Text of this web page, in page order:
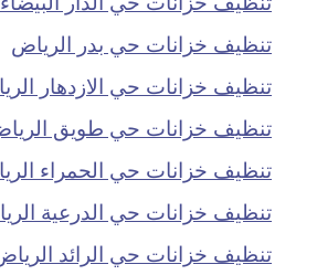
تنظيف خزانات حي بدر الرياض
تنظيف خزانات حي الازدهار
تنظيف خزانات حي طويق
تنظيف خزانات حي الحمراء
تنظيف خزانات حي الدرعية
تنظيف خزانات حي الرائد